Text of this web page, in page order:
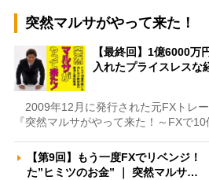
突然マルサがやって来た！
【最終回】1億6000万
入れたプライスレス
2009年12月に発行された元FXトレ
『突然マルサがやって来た！～FXで
【第9回】もう一度FXでリベンジ
た”ヒミツのお金” ｜ 突然マルサ…